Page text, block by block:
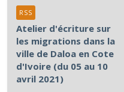
Atelier d'écriture sur
les migrations dans la
ville de Daloa en Cote
d'Ivoire (du 05 au 10
avril 2021)
RSS